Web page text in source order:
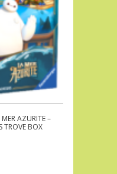
AZURITE –
TROVE BOX